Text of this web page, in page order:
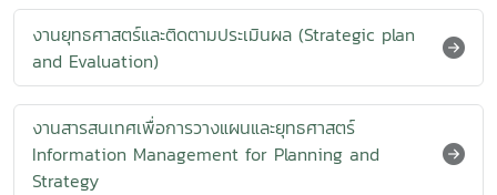
งานยุทธศาสตร์และติดตามประเมินผล (Strategic plan
and Evaluation)
งานสารสนเทศเพื่อการวางแผนและยุทธศาสตร์
Information Management for Planning and
Strategy